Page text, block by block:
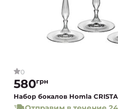
0
580грн
Набор бокалов Homla